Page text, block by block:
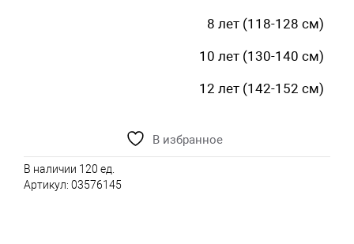
8 лет (118-128 см)
10 лет (130-140 см)
12 лет (142-152 см)
В избранное
В наличии 120 ед.
Артикул: 03576145